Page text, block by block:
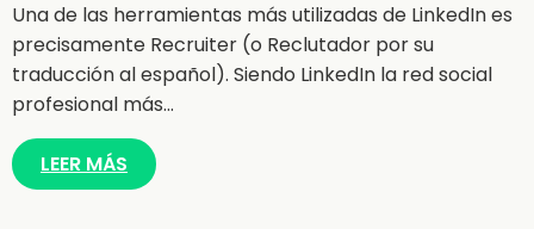
Una de las herramientas más utilizadas de LinkedIn es
precisamente Recruiter (o Reclutador por su
traducción al español). Siendo LinkedIn la red social
profesional más…
LEER MÁS